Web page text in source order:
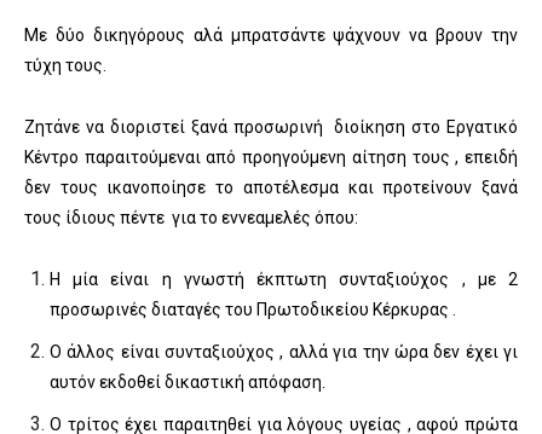
Με δύο δικηγόρους αλά μπρατσάντε ψάχνουν να βρουν την
τύχη τους.
Ζητάνε να διοριστεί ξανά προσωρινή διοίκηση στο Εργατικό
Κέντρο παραιτούμεναι από προηγούμενη αίτηση τους , επειδή
δεν τους ικανοποίησε το αποτέλεσμα και προτείνουν ξανά
τους ίδιους πέντε για το εννεαμελές όπου:
Η μία είναι η γνωστή έκπτωτη συνταξιούχος , με 2
προσωρινές διαταγές του Πρωτοδικείου Κέρκυρας .
Ο άλλος είναι συνταξιούχος , αλλά για την ώρα δεν έχει γι
αυτόν εκδοθεί δικαστική απόφαση.
Ο τρίτος έχει παραιτηθεί για λόγους υγείας , αφού πρώτα